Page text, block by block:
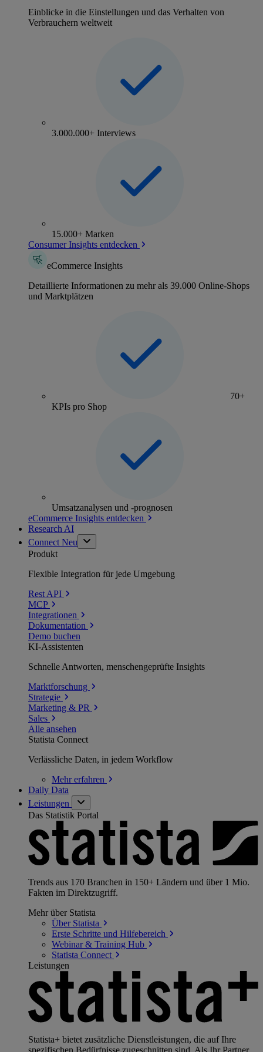
Einblicke in die Einstellungen und das Verhalten von
Verbrauchern weltweit
3.000.000+ Interviews
15.000+ Marken
Consumer Insights entdecken
eCommerce Insights
Detaillierte Informationen zu mehr als 39.000 Online-Shops
und Marktplätzen
70+
KPIs pro Shop
Umsatzanalysen und -prognosen
eCommerce Insights entdecken
Research AI
Connect Neu
Produkt
Flexible Integration für jede Umgebung
Rest API
MCP
Integrationen
Dokumentation
Demo buchen
KI-Assistenten
Schnelle Antworten, menschengeprüfte Insights
Marktforschung
Strategie
Marketing & PR
Sales
Alle ansehen
Statista Connect
Verlässliche Daten, in jedem Workflow
Mehrerfahren
Daily Data
Leistungen
Das Statistik Portal
Trends aus 170 Branchen in 150+ Ländern und über 1 Mio.
Fakten im Direktzugriff.
Mehr über Statista
Über Statista
Erste Schritte und Hilfebereich
Webinar & Training Hub
Statista Connect
Leistungen
Statista+ bietet zusätzliche Dienstleistungen, die auf Ihre
spezifischen Bedürfnisse zugeschnitten sind. Als Ihr Partner